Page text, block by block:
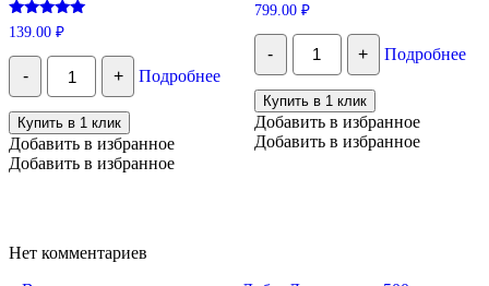
Оценка
5.00
из 5
139.00 ₽
-
Количество
Суворовские
конфеты
"Витаминный
коктейль
с
черной
+ Подробнее
Купить в 1 клик
Добавить в избранное
Добавить в избранное
799.00 ₽
-
Количество
Суворовские
конфеты
"Фрукты
и
ягоды
в
+ Подробнее
Купить в 1 клик
Добавить в избранное
Добавить в избранное
Нет комментариев